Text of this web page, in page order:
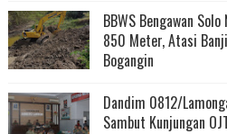
BBWS Bengawan
850 Meter, Atasi
Bogangin
Dandim 0812/
Sambut Kunjungan